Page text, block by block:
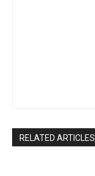
RELATED ARTICLES